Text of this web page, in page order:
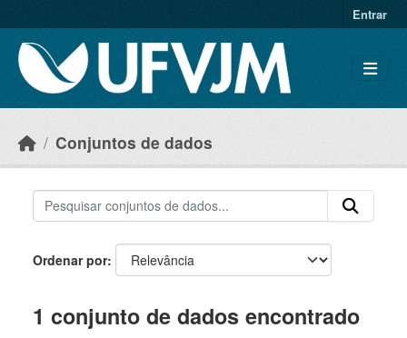
Entrar
Conjuntos de dados
Ordenar por
1 conjunto de dados encontrado